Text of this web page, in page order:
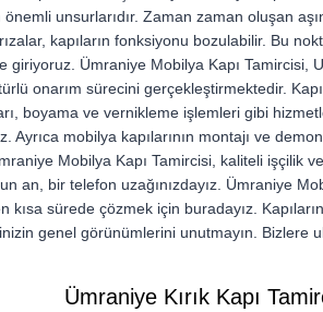
unsurlarıdır. Zaman zaman oluşan
kapıların fonksiyonu bozulabilir. Bu
giriyoruz. Ümraniye Mobilya Kapı Tamircisi,
onarım sürecini gerçekleştirmektedir.
boyama ve vernikleme işlemleri gibi
Ayrıca mobilya kapılarının montajı ve
Mobilya Kapı Tamircisi, kaliteli işçilik
an, bir telefon uzağınızdayız. Ümraniye
kısa sürede çözmek için buradayız.
genel görünümlerini unutmayın. Bizlere
Ümraniye Kırık Kapı